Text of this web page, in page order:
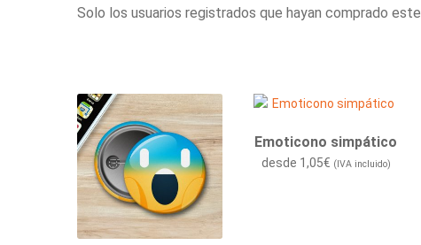
Solo los usuarios registrados que hayan comprado
Emoticono simpático
desde 1,05€ (IVA incluido)